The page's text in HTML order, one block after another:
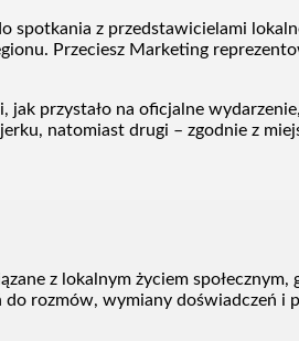
spotkania z przedstawicielami
Przeciesz Marketing
jak przystało na oficjalne
natomiast drugi – zgodnie z
z lokalnym życiem społecznym,
rozmów, wymiany doświadczeń i